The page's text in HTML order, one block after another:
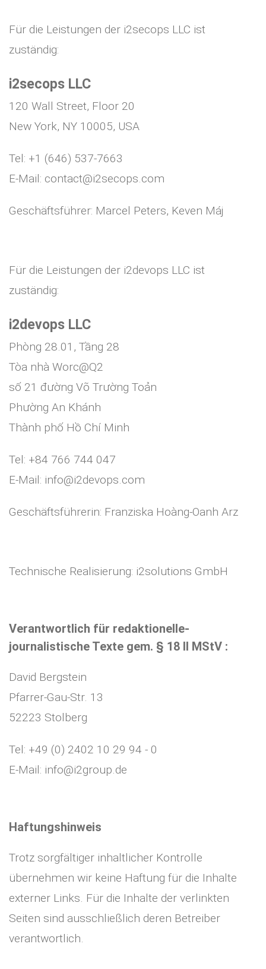
Für die Leistungen der i2secops LLC ist
zuständig:
i2secops LLC
120 Wall Street, Floor 20
New York, NY 10005, USA
Tel: +1 (646) 537-7663
E-Mail: contact@i2secops.com
Geschäftsführer: Marcel Peters, Keven Máj
Für die Leistungen der i2devops LLC ist
zuständig:
i2devops LLC
Phòng 28.01, Tầng 28
Tòa nhà Worc@Q2
số 21 đường Võ Trường Toản
Phường An Khánh
Thành phố Hồ Chí Minh
Tel: +84 766 744 047
E-Mail: info@i2devops.com
Geschäftsführerin: Franziska Hoàng-Oanh Arz
Technische Realisierung: i2solutions GmbH
Verantwortlich für redaktionelle-
journalistische Texte gem. § 18 II MStV :
David Bergstein
Pfarrer-Gau-Str. 13
52223 Stolberg
Tel: +49 (0) 2402 10 29 94 - 0
E-Mail: info@i2group.de
Haftungshinweis
Trotz sorgfältiger inhaltlicher Kontrolle
übernehmen wir keine Haftung für die Inhalte
externer Links. Für die Inhalte der verlinkten
Seiten sind ausschließlich deren Betreiber
verantwortlich.